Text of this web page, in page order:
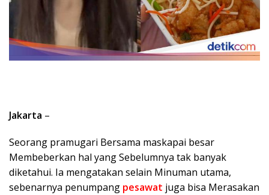
Jakarta –
Seorang pramugari Bersama maskapai besar
Membeberkan hal yang Sebelumnya tak banyak
diketahui. Ia mengatakan selain Minuman utama,
sebenarnya penumpang pesawat juga bisa Merasakan